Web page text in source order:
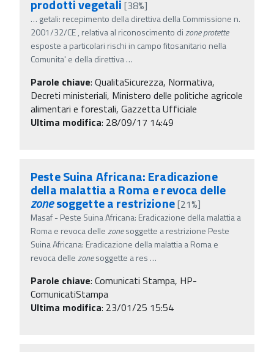
prodotti vegetali [38%]
… getali: recepimento della direttiva della Commissione n.
2001/32/CE , relativa al riconoscimento dizoneprotette
esposte a particolari rischi in campo fitosanitario nella
Comunita' e della direttiva…
Parole chiave: QualitaSicurezza, Normativa,
Decreti ministeriali, Ministero delle politiche agricole
alimentari e forestali, Gazzetta Ufficiale
Ultima modifica: 28/09/17 14:49
Peste Suina Africana: Eradicazione
della malattia a Roma e revoca delle
zonesoggette a restrizione[21%]
Masaf - Peste Suina Africana: Eradicazione della malattia a
Roma e revoca dellezonesoggette a restrizione Peste
Suina Africana: Eradicazione della malattia a Roma e
revoca dellezonesoggette a res …
Parole chiave: Comunicati Stampa, HP-
ComunicatiStampa
Ultima modifica: 23/01/25 15:54